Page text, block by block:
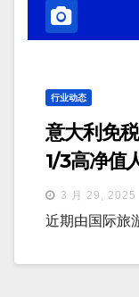
行业动态
意大利免
1/3高净值
3 月 29, 2025
近期由国际旅